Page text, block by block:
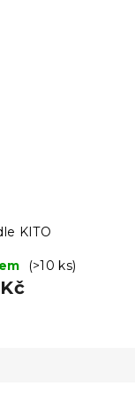
KITO
(>10 ks)